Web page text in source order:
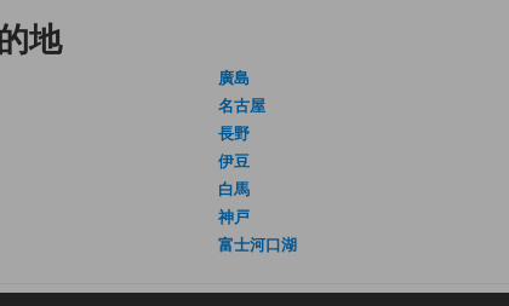
地
廣島
名古屋
長野
伊豆
白馬
神戸
富士河口湖